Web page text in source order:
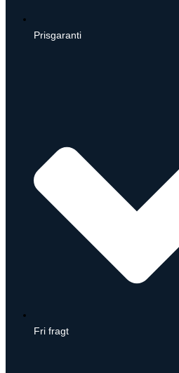
Prisgaranti
Fri fragt